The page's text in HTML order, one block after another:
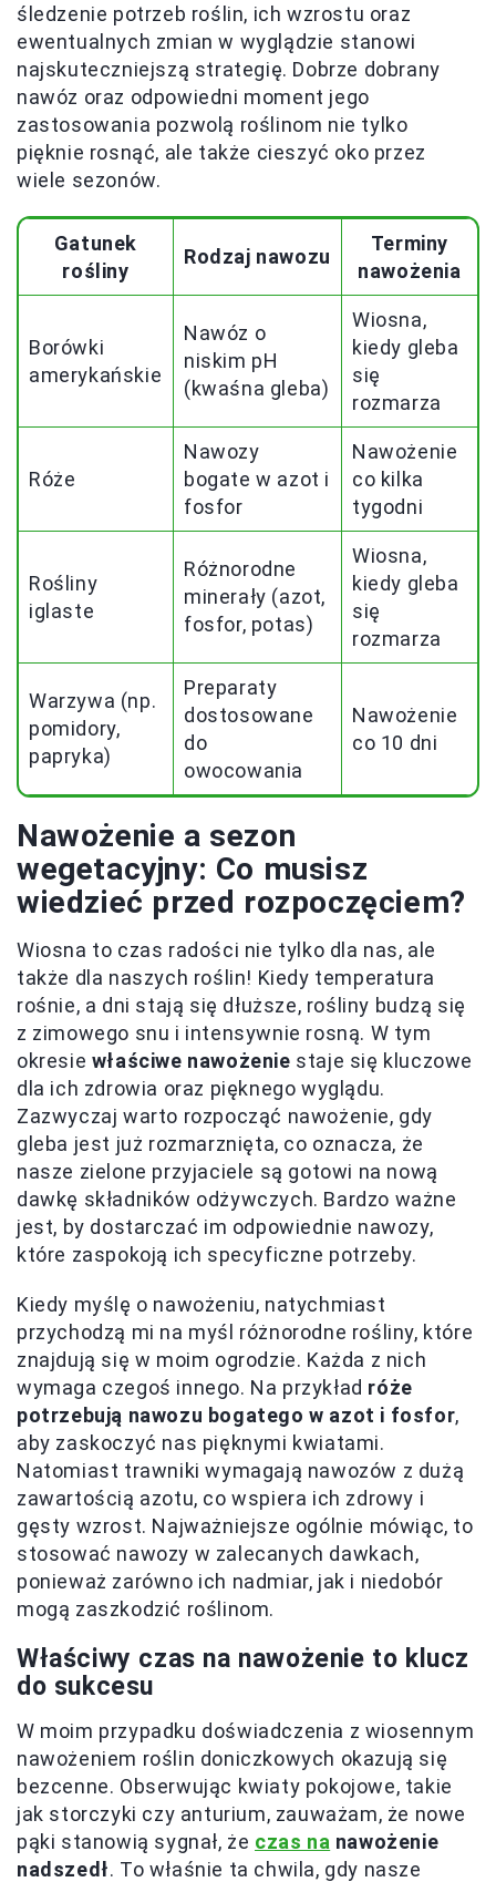
śledzenie potrzeb roślin, ich wzrostu oraz
ewentualnych zmian w wyglądzie stanowi
najskuteczniejszą strategię. Dobrze dobrany
nawóz oraz odpowiedni moment jego
zastosowania pozwolą roślinom nie tylko
pięknie rosnąć, ale także cieszyć oko przez
wiele sezonów.
Gatunek
rośliny
Rodzaj nawozu
Terminy
nawożenia
Borówki
amerykańskie
Nawóz o
niskim pH
(kwaśna gleba)
Wiosna,
kiedy gleba
się
rozmarza
Róże
Nawozy
bogate w azot i
fosfor
Nawożenie
co kilka
tygodni
Rośliny
iglaste
Różnorodne
minerały (azot,
fosfor, potas)
Wiosna,
kiedy gleba
się
rozmarza
Warzywa (np.
pomidory,
papryka)
Preparaty
dostosowane
do
owocowania
Nawożenie
co 10 dni
Nawożenie a sezon
wegetacyjny: Co musisz
wiedzieć przed rozpoczęciem?
Wiosna to czas radości nie tylko dla nas, ale
także dla naszych roślin! Kiedy temperatura
rośnie, a dni stają się dłuższe, rośliny budzą się
z zimowego snu i intensywnie rosną. W tym
okresie właściwe nawożenie staje się kluczowe
dla ich zdrowia oraz pięknego wyglądu.
Zazwyczaj warto rozpocząć nawożenie, gdy
gleba jest już rozmarznięta, co oznacza, że
nasze zielone przyjaciele są gotowi na nową
dawkę składników odżywczych. Bardzo ważne
jest, by dostarczać im odpowiednie nawozy,
które zaspokoją ich specyficzne potrzeby.
Kiedy myślę o nawożeniu, natychmiast
przychodzą mi na myśl różnorodne rośliny, które
znajdują się w moim ogrodzie. Każda z nich
wymaga czegoś innego. Na przykład róże
potrzebują nawozu bogatego w azot i fosfor,
aby zaskoczyć nas pięknymi kwiatami.
Natomiast trawniki wymagają nawozów z dużą
zawartością azotu, co wspiera ich zdrowy i
gęsty wzrost. Najważniejsze ogólnie mówiąc, to
stosować nawozy w zalecanych dawkach,
ponieważ zarówno ich nadmiar, jak i niedobór
mogą zaszkodzić roślinom.
Właściwy czas na nawożenie to klucz
do sukcesu
W moim przypadku doświadczenia z wiosennym
nawożeniem roślin doniczkowych okazują się
bezcenne. Obserwując kwiaty pokojowe, takie
jak storczyki czy anturium, zauważam, że nowe
pąki stanowią sygnał, że czas na nawożenie
nadszedł. To właśnie ta chwila, gdy nasze